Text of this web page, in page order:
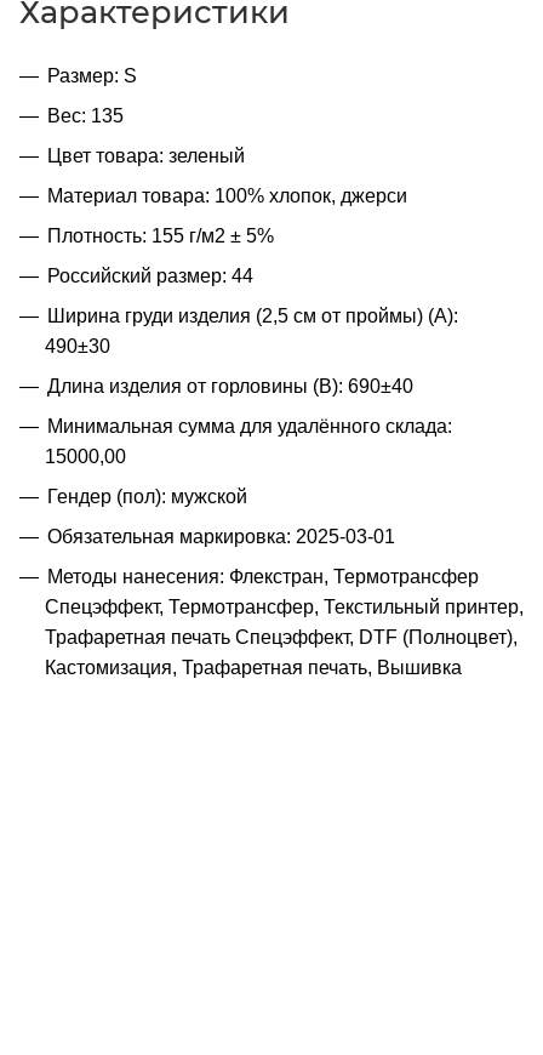
Характеристики
Размер: S
Вес: 135
Цвет товара: зеленый
Материал товара: 100% хлопок, джерси
Плотность: 155 г/м2 ± 5%
Российский размер: 44
Ширина груди изделия (2,5 см от проймы) (A):
490±30
Длина изделия от горловины (B): 690±40
Минимальная сумма для удалённого склада:
15000,00
Гендер (пол): мужской
Обязательная маркировка: 2025-03-01
Методы нанесения: Флекстран, Термотрансфер
Спецэффект, Термотрансфер, Текстильный принтер,
Трафаретная печать Спецэффект, DTF (Полноцвет),
Кастомизация, Трафаретная печать, Вышивка